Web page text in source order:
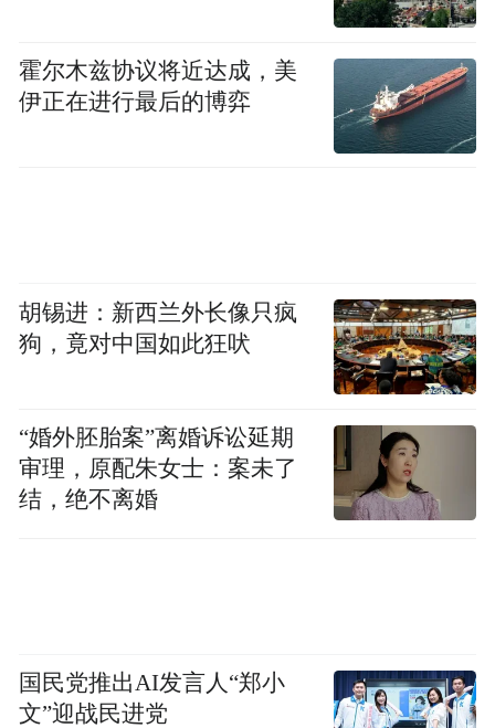
霍尔木兹协议将近达成，美
伊正在进行最后的博弈
胡锡进：新西兰外长像只疯
狗，竟对中国如此狂吠
“婚外胚胎案”离婚诉讼延期
审理，原配朱女士：案未了
结，绝不离婚
国民党推出AI发言人“郑小
文”迎战民进党